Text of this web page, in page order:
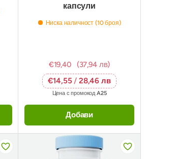
капсули
Ниска наличност (10 броя)
€19,40
(37,94 лв)
€14,55 / 28,46 лв
Цена с промокод A25
Добави